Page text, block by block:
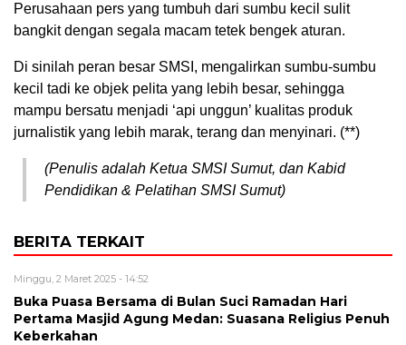
Perusahaan pers yang tumbuh dari sumbu kecil sulit
bangkit dengan segala macam tetek bengek aturan.
Di sinilah peran besar SMSI, mengalirkan sumbu-sumbu
kecil tadi ke objek pelita yang lebih besar, sehingga
mampu bersatu menjadi ‘api unggun’ kualitas produk
jurnalistik yang lebih marak, terang dan menyinari. (**)
(Penulis adalah Ketua SMSI Sumut, dan Kabid
Pendidikan & Pelatihan SMSI Sumut)
BERITA TERKAIT
Minggu, 2 Maret 2025 - 14:52
Buka Puasa Bersama di Bulan Suci Ramadan Hari
Pertama Masjid Agung Medan: Suasana Religius Penuh
Keberkahan